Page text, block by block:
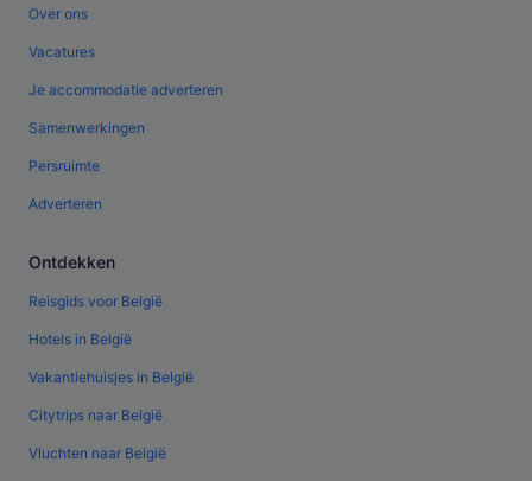
Over ons
Vacatures
Je accommodatie adverteren
Samenwerkingen
Persruimte
Adverteren
Ontdekken
Reisgids voor België
Hotels in België
Vakantiehuisjes in België
Citytrips naar België
Vluchten naar België